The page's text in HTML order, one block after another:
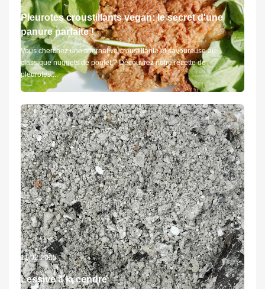
Pleurotes croustillants vegan: le secret d'une
panure parfaite !
Vous cherchez une alternative croustillante et savoureuse au
classique nuggets de poulet ? Découvrez notre recette de
pleurotes....
11.02.2025
Lessive à la cendre